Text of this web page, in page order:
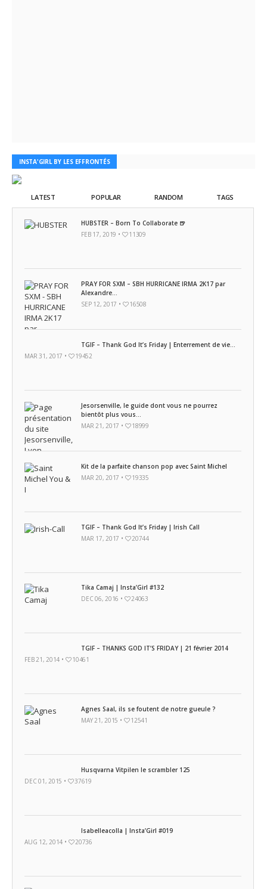
INSTA'GIRL BY LES EFFRONTÉS
LATEST POPULAR RANDOM TAGS
HUBSTER – Born To Collaborate 🍺
FEB 17, 2019 •
11309
PRAY FOR SXM – SBH HURRICANE IRMA 2K17 par
Alexandre...
SEP 12, 2017 •
16508
TGIF – Thank God It’s Friday | Enterrement de vie...
MAR 31, 2017 •
19452
Jesorsenville, le guide dont vous ne pourrez
bientôt plus vous...
MAR 21, 2017 •
18999
Kit de la parfaite chanson pop avec Saint Michel
MAR 20, 2017 •
19335
TGIF – Thank God It’s Friday | Irish Call
MAR 17, 2017 •
20744
Tika Camaj | Insta’Girl #132
DEC 06, 2016 •
24063
TGIF – THANKS GOD IT’S FRIDAY | 21 février 2014
FEB 21, 2014 •
10461
Agnes Saal, ils se foutent de notre gueule ?
MAY 21, 2015 •
12541
Husqvarna Vitpilen le scrambler 125
DEC 01, 2015 •
37619
Isabelleacolla | Insta’Girl #019
AUG 12, 2014 •
20736